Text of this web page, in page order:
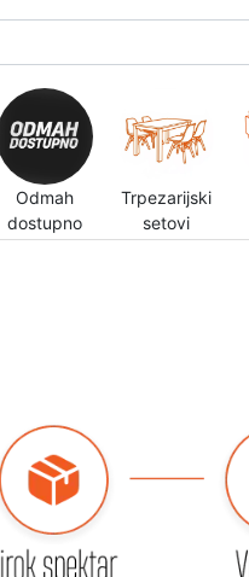
Odmah
dostupno
Trpezarijski
setovi